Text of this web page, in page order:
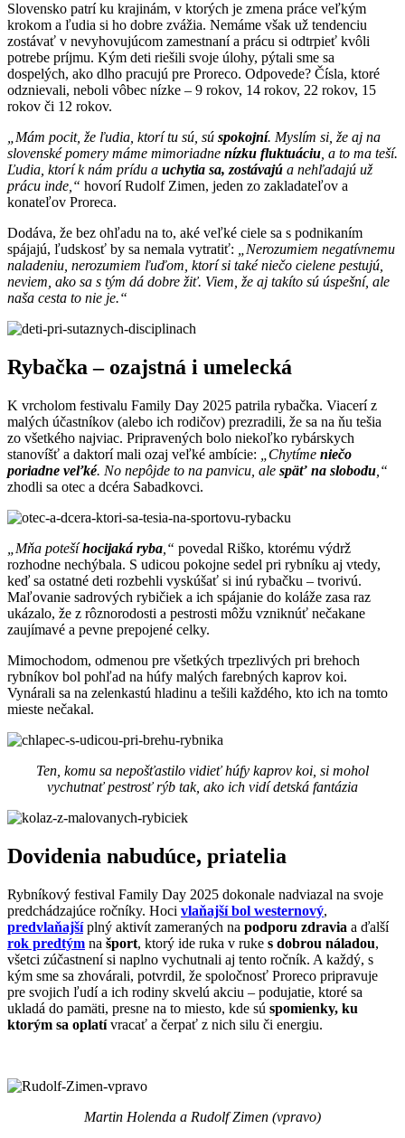
Slovensko patrí ku krajinám, v ktorých je zmena práce veľkým
krokom a ľudia si ho dobre zvážia. Nemáme však už tendenciu
zostávať v nevyhovujúcom zamestnaní a prácu si odtrpieť kvôli
potrebe príjmu. Kým deti riešili svoje úlohy, pýtali sme sa
dospelých, ako dlho pracujú pre Proreco. Odpovede? Čísla, ktoré
odznievali, neboli vôbec nízke – 9 rokov, 14 rokov, 22 rokov, 15
rokov či 12 rokov.
„Mám pocit, že ľudia, ktorí tu sú, sú spokojní. Myslím si, že aj na
slovenské pomery máme mimoriadne nízku fluktuáciu , a to ma teší.
Ľudia, ktorí k nám prídu a uchytia sa, zostávajú a nehľadajú už
prácu inde,“ hovorí Rudolf Zimen, jeden zo zakladateľov a
konateľov Proreca.
Dodáva, že bez ohľadu na to, aké veľké ciele sa s podnikaním
spájajú, ľudskosť by sa nemala vytratiť:
„Nerozumiem negatívnemu
naladeniu, nerozumiem ľuďom, ktorí si také niečo cielene pestujú,
neviem, ako sa s tým dá dobre žiť. Viem, že aj takíto sú úspešní, ale
naša cesta to nie je.“
Rybačka – ozajstná i umelecká
K vrcholom festivalu Family Day 2025 patrila rybačka. Viacerí z
malých účastníkov (alebo ich rodičov) prezradili, že sa na ňu tešia
zo všetkého najviac. Pripravených bolo niekoľko rybárskych
stanovíšť a daktorí mali ozaj veľké ambície:
„Chytíme niečo
poriadne veľké. No nepôjde to na panvicu, ale späť na slobodu ,“
zhodli sa otec a dcéra Sabadkovci.
„Mňa potešíhocijaká ryba ,“ povedal Riško, ktorému výdrž
rozhodne nechýbala. S udicou pokojne sedel pri rybníku aj vtedy,
keď sa ostatné deti rozbehli vyskúšať si inú rybačku – tvorivú.
Maľovanie sadrových rybičiek a ich spájanie do koláže zasa raz
ukázalo, že z rôznorodosti a pestrosti môžu vzniknúť nečakane
zaujímavé a pevne prepojené celky.
Mimochodom, odmenou pre všetkých trpezlivých pri brehoch
rybníkov bol pohľad na húfy malých farebných kaprov koi.
Vynárali sa na zelenkastú hladinu a tešili každého, kto ich na tomto
mieste nečakal.
Ten, komu sa nepošťastilo vidieť húfy kaprov koi, si mohol
vychutnať pestrosť rýb tak, ako ich vidí detská fantázia
Dovidenia nabudúce, priatelia
Rybníkový festival Family Day 2025 dokonale nadviazal na svoje
predchádzajúce ročníky. Hoci vlaňajší bol westernový,
predvlaňajšíplný aktivít zameraných na podporu zdravia a ďalší
rok predtým na šport, ktorý ide ruka v ruke s dobrou náladou,
všetci zúčastnení si naplno vychutnali aj tento ročník. A každý, s
kým sme sa zhovárali, potvrdil, že spoločnosť Proreco pripravuje
pre svojich ľudí a ich rodiny skvelú akciu – podujatie, ktoré sa
ukladá do pamäti, presne na to miesto, kde sú spomienky, ku
ktorým sa oplatívracať a čerpať z nich silu či energiu.
Martin Holenda a Rudolf Zimen (vpravo)